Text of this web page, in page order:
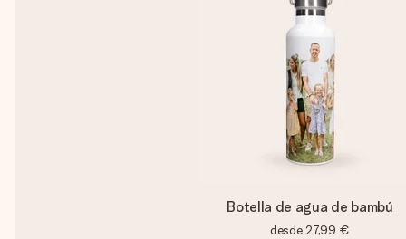
Botella de agua de bambú
desde 27,99 €